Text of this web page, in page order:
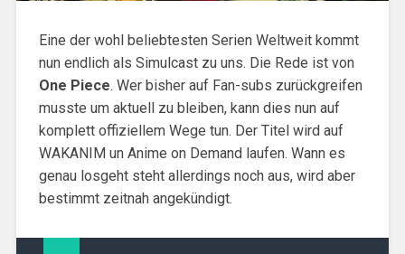
Eine der wohl beliebtesten Serien Weltweit kommt
nun endlich als Simulcast zu uns. Die Rede ist von
One Piece. Wer bisher auf Fan-subs zurückgreifen
musste um aktuell zu bleiben, kann dies nun auf
komplett offiziellem Wege tun. Der Titel wird auf
WAKANIM un Anime on Demand laufen. Wann es
genau losgeht steht allerdings noch aus, wird aber
bestimmt zeitnah angekündigt.